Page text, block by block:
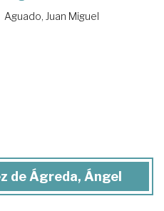
Aguado, Juan Miguel
de Ágreda, Ángel